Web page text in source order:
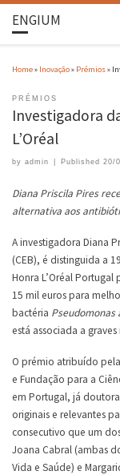
ENGIUM
Home» Inovação» Prémios»
PRÉMIOS
Investigadora
L’Oréal
by admin Published 20/
Diana Priscila Pires
alternativa aos
A investigadora Diana
(CEB), é distinguida a
Honra L’Oréal Portugal
15 mil euros para
bactéria Pseudomonas
está associada a
O prémio atribuído pela
e Fundação para a
em Portugal, já
originais e relevantes
consecutivo que um
Joana Cabral (ambas
Vida e Saúde) e